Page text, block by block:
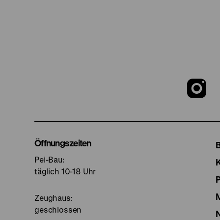
Zu
Öffnungszeiten
Pei-Bau:
täglich 10-18 Uhr
Zeughaus:
geschlossen